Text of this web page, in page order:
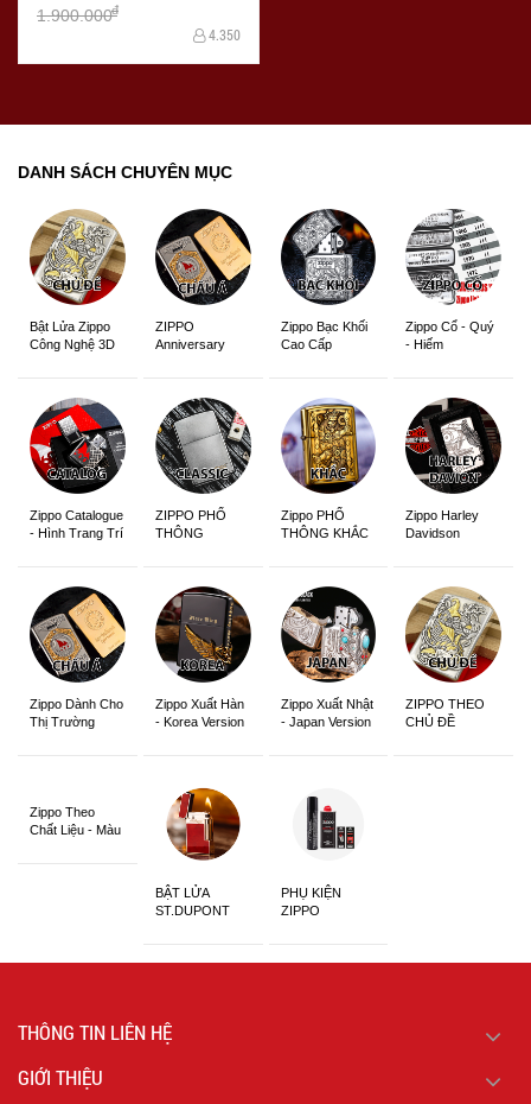
1.900.000đ
4.350
DANH SÁCH CHUYÊN MỤC
Bật Lửa Zippo
Công Nghệ 3D
ZIPPO
Anniversary
Zippo Bạc Khối
Cao Cấp
Zippo Cổ - Quý
- Hiếm
Zippo Catalogue
- Hình Trang Trí
ZIPPO PHỔ
THÔNG
Zippo PHỔ
THÔNG KHẮC
Zippo Harley
Davidson
Zippo Dành Cho
Thị Trường
Zippo Xuất Hàn
- Korea Version
Zippo Xuất Nhật
- Japan Version
ZIPPO THEO
CHỦ ĐỀ
Zippo Theo
Chất Liệu - Màu
BẬT LỬA
ST.DUPONT
PHỤ KIỆN
ZIPPO
THÔNG TIN LIÊN HỆ
GIỚI THIỆU